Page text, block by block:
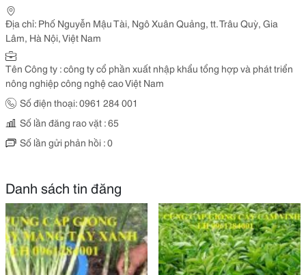
Địa chỉ: Phố Nguyễn Mậu Tài, Ngô Xuân Quảng, tt. Trâu Quỳ, Gia
Lâm, Hà Nội, Việt Nam
Tên Công ty : công ty cổ phần xuất nhập khẩu tổng hợp và phát triển
nông nghiệp công nghệ cao Việt Nam
Số điện thoại: 0961 284 001
Số lần đăng rao vặt : 65
Số lần gửi phản hồi : 0
Danh sách tin đăng